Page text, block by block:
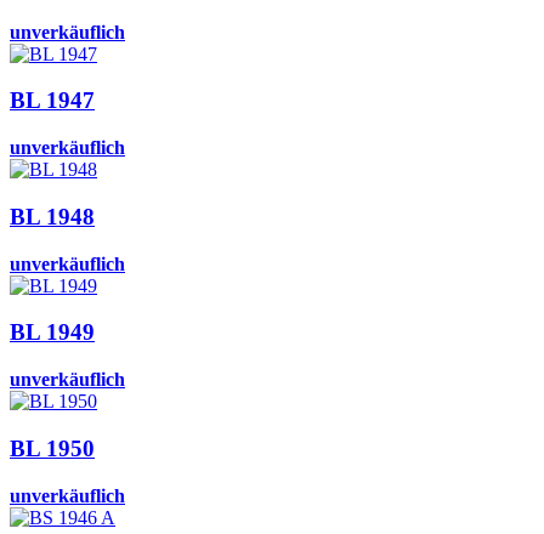
unverkäuflich
BL 1947
unverkäuflich
BL 1948
unverkäuflich
BL 1949
unverkäuflich
BL 1950
unverkäuflich